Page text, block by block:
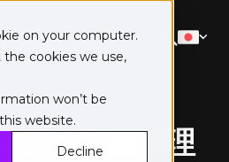
on your computer.
cookies we use,
won’t be
website.
Decline
ライズ鍵管理